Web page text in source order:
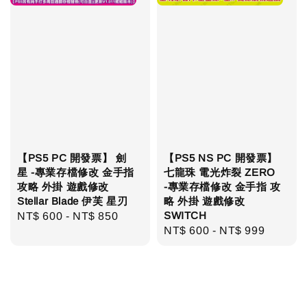
【PS5 PC 開發票】 劍
星 -專業存檔修改 金手指
攻略 外掛 遊戲修改
Stellar Blade 伊芙 星刃
Regular
NT$ 600 - NT$ 850
【PS5 NS PC 開發票】
七龍珠 電光炸裂 ZERO
-專業存檔修改 金手指 攻
略 外掛 遊戲修改
SWITCH
Regular
NT$ 600 - NT$ 999